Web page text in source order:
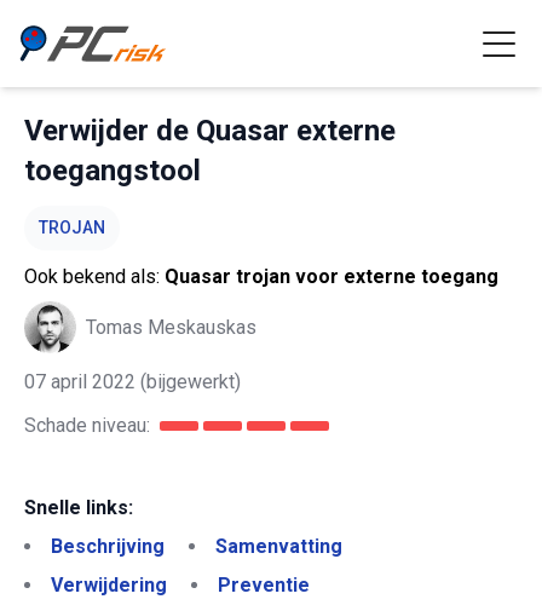
Verwijder de Quasar externe
toegangstool
TROJAN
Ook bekend als: Quasar trojan voor externe toegang
Tomas Meskauskas
07 april 2022 (bijgewerkt)
Schade niveau:
Snelle links:
Beschrijving
Samenvatting
Verwijdering
Preventie